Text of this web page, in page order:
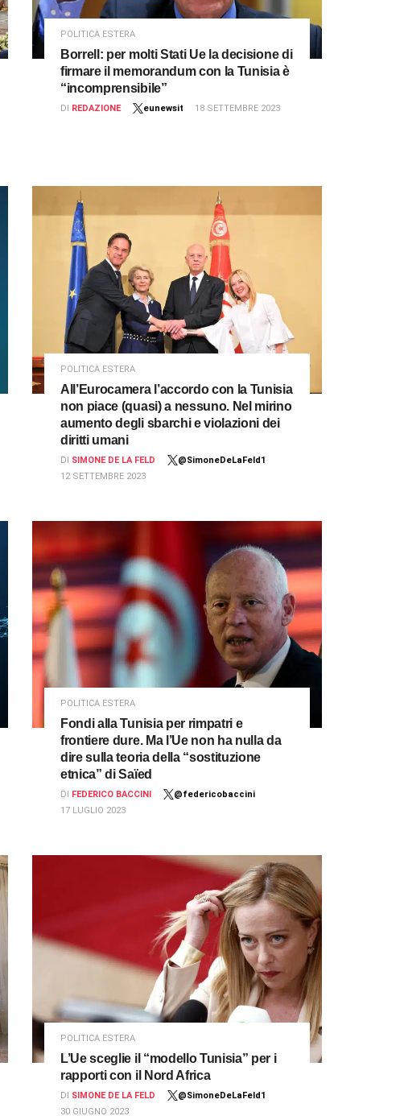
POLITICA ESTERA
Borrell: per molti Stati Ue la decisione di
firmare il memorandum con la Tunisia è
“incomprensibile”
DI REDAZIONE eunewsit 18 SETTEMBRE 2023
POLITICA ESTERA
All’Eurocamera l’accordo con la Tunisia
non piace (quasi) a nessuno. Nel mirino
aumento degli sbarchi e violazioni dei
diritti umani
DI SIMONE DE LA FELD
@SimoneDeLaFeld1
12 SETTEMBRE 2023
POLITICA ESTERA
Fondi alla Tunisia per rimpatri e
frontiere dure. Ma l’Ue non ha nulla da
dire sulla teoria della “sostituzione
etnica” di Saïed
DI FEDERICO BACCINI
@federicobaccini
17 LUGLIO 2023
POLITICA ESTERA
L’Ue sceglie il “modello Tunisia” per i
rapporti con il Nord Africa
DI SIMONE DE LA FELD
@SimoneDeLaFeld1
30 GIUGNO 2023